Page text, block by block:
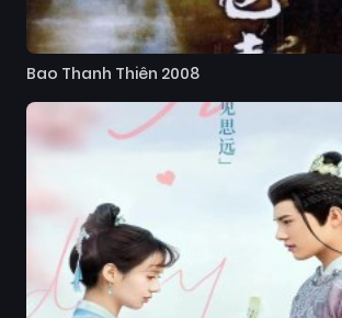
Bao Thanh Thiên 2008